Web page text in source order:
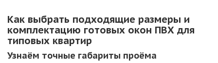
Как выбрать подходящие размеры и
комплектацию готовых окон ПВХ для
типовых квартир
Узнаём точные габариты проёма